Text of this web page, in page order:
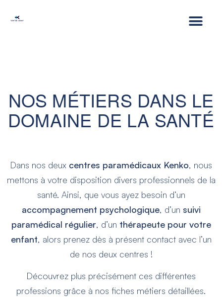
NOS MÉTIERS DANS LE
DOMAINE DE LA SANTÉ
Dans nos deux centres paramédicaux Kenko, nous
mettons à votre disposition divers professionnels de la
santé. Ainsi, que vous ayez besoin d’un
accompagnement psychologique, d’un suivi
paramédical régulier, d’un thérapeute pour votre
enfant, alors prenez dès à présent contact avec l’un
de nos deux centres !
Découvrez plus précisément ces différentes
professions grâce à nos fiches métiers détaillées.